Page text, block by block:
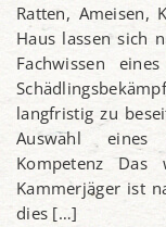
Ratten, Ameisen,
Haus lassen sich
Fachwissen
langfristig zu
Auswahl eines
Kompetenz Das
Kammerjäger ist
dies […]